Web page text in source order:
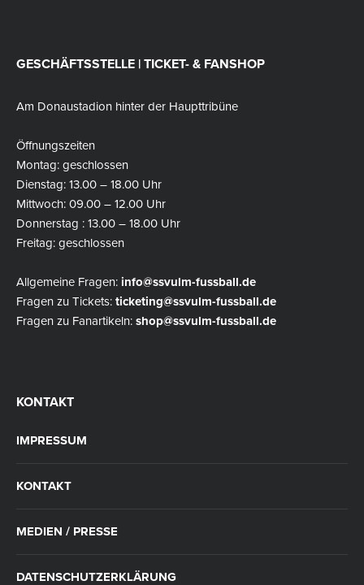
GESCHÄFTSSTELLE | TICKET- & FANSHOP
Am Donaustadion hinter der Haupttribüne
Öffnungszeiten
Montag: geschlossen
Dienstag: 13.00 – 18.00 Uhr
Mittwoch: 09.00 – 12.00 Uhr
Donnerstag : 13.00 – 18.00 Uhr
Freitag: geschlossen
Allgemeine Fragen: info@ssvulm-fussball.de
Fragen zu Tickets: ticketing@ssvulm-fussball.de
Fragen zu Fanartikeln: shop@ssvulm-fussball.de
KONTAKT
IMPRESSUM
KONTAKT
MEDIEN / PRESSE
DATENSCHUTZERKLÄRUNG